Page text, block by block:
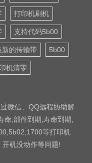
打印机刷机
支持代码5b00
新的传输带 5b00
机清零
微信、QQ远程协助解
命,部件到期,寿命到期,
等打印机
机没动作等问题!